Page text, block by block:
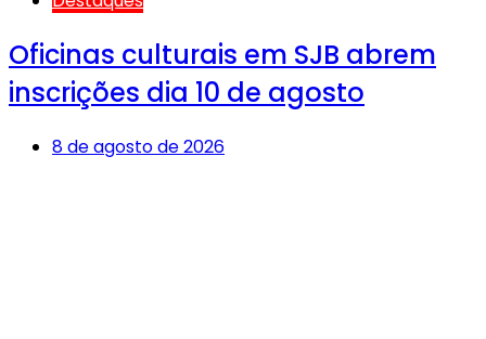
Oficinas culturais em SJB abrem
inscrições dia 10 de agosto
8 de agosto de 2026